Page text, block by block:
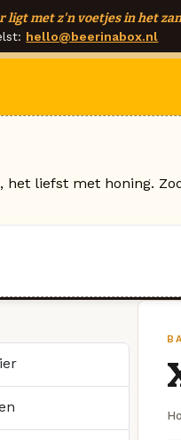
ligt met z'n voetjes in het
hello@beerinabox.nl
het liefst met honing.